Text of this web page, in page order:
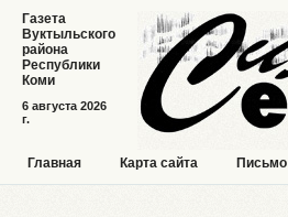
6 августа 2026
г.
Газета
Вуктыльского
района
Республики
Коми
Главная Карта сайта